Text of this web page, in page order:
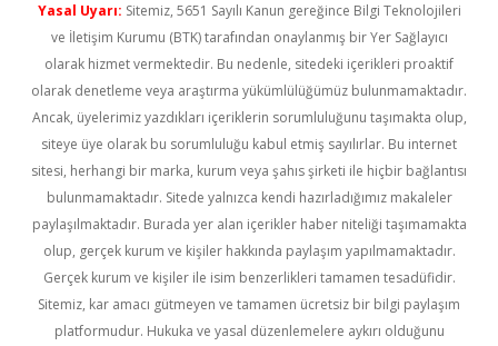
Yasal Uyarı: Sitemiz, 5651 Sayılı Kanun gereğince Bilgi Teknolojileri
ve İletişim Kurumu (BTK) tarafından onaylanmış bir Yer Sağlayıcı
olarak hizmet vermektedir. Bu nedenle, sitedeki içerikleri proaktif
olarak denetleme veya araştırma yükümlülüğümüz bulunmamaktadır.
Ancak, üyelerimiz yazdıkları içeriklerin sorumluluğunu taşımakta olup,
siteye üye olarak bu sorumluluğu kabul etmiş sayılırlar. Bu internet
sitesi, herhangi bir marka, kurum veya şahıs şirketi ile hiçbir bağlantısı
bulunmamaktadır. Sitede yalnızca kendi hazırladığımız makaleler
paylaşılmaktadır. Burada yer alan içerikler haber niteliği taşımamakta
olup, gerçek kurum ve kişiler hakkında paylaşım yapılmamaktadır.
Gerçek kurum ve kişiler ile isim benzerlikleri tamamen tesadüfidir.
Sitemiz, kar amacı gütmeyen ve tamamen ücretsiz bir bilgi paylaşım
platformudur. Hukuka ve yasal düzenlemelere aykırı olduğunu